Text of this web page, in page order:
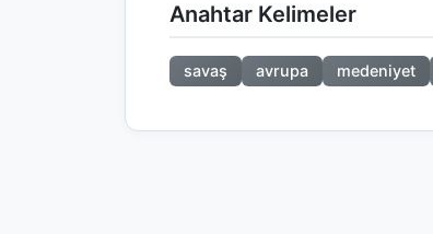
Anahtar Kelimeler
savaş avrupa medeniyet